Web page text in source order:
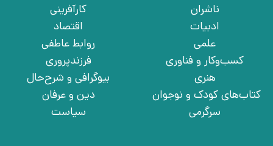
ناشران
ادبیات
علمی
کسب‌وکار و فناوری
هنری
کتاب‌های کودک و نوجوان
سرگرمی
کارآفرینی
اقتصاد
روابط عاطفی
فرزندپروری
بیوگرافی و شرح‌حال
دین و عرفان
سیاست